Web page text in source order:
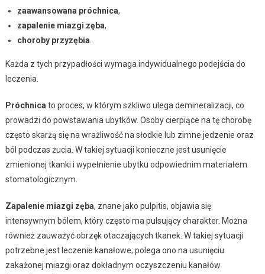
zaawansowana próchnica,
zapalenie miazgi zęba,
choroby przyzębia
Każda z tych przypadłości wymaga indywidualnego podejścia do
leczenia.
Próchnica to proces, w którym szkliwo ulega demineralizacji, co
prowadzi do powstawania ubytków. Osoby cierpiące na tę chorobę
często skarżą się na wrażliwość na słodkie lub zimne jedzenie oraz
ból podczas żucia. W takiej sytuacji konieczne jest usunięcie
zmienionej tkanki i wypełnienie ubytku odpowiednim materiałem
stomatologicznym.
Zapalenie miazgi zęba, znane jako pulpitis, objawia się
intensywnym bólem, który często ma pulsujący charakter. Można
również zauważyć obrzęk otaczających tkanek. W takiej sytuacji
potrzebne jest leczenie kanałowe; polega ono na usunięciu
zakażonej miazgi oraz dokładnym oczyszczeniu kanałów